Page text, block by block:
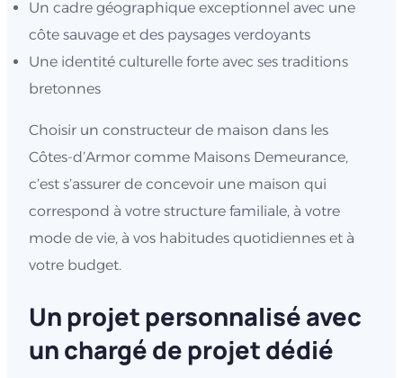
Un cadre géographique exceptionnel avec une
côte sauvage et des paysages verdoyants
Une identité culturelle forte avec ses traditions
bretonnes
Choisir un constructeur de maison dans les
Côtes-d’Armor comme Maisons Demeurance,
c’est s’assurer de concevoir une maison qui
correspond à votre structure familiale, à votre
mode de vie, à vos habitudes quotidiennes et à
votre budget.
Un projet personnalisé avec
un chargé de projet dédié